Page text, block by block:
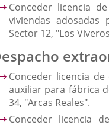
Conceder licencia
viviendas adosadas
Sector 12, "Los
Conceder licencia
auxiliar para fábrica
34, "Arcas Reales".
Conceder licencia